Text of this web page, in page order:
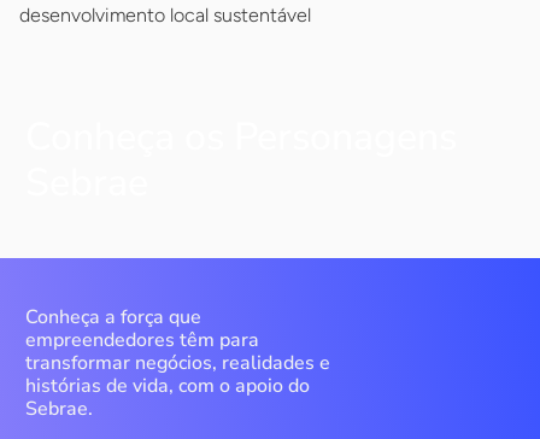
desenvolvimento local sustentável
Conheça a força que
empreendedores têm para
transformar negócios, realidades e
histórias de vida, com o apoio do
Sebrae.